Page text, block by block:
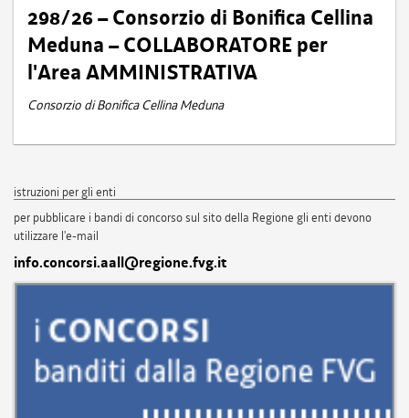
298/26 – Consorzio di Bonifica Cellina
Meduna – COLLABORATORE per
l'Area AMMINISTRATIVA
Consorzio di Bonifica Cellina Meduna
istruzioni per gli enti
per pubblicare i bandi di concorso sul sito della Regione gli enti devono
utilizzare l'e-mail
info.concorsi.aall@regione.fvg.it